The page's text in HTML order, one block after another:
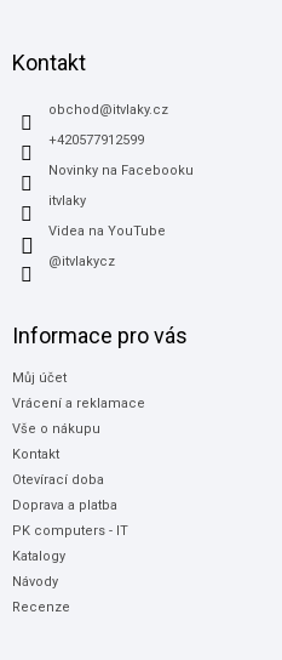
Kontakt
obchod@itvlaky.cz
+420577912599
Novinky na Facebooku
itvlaky
Videa na YouTube
@itvlakycz
Informace pro vás
Můj účet
Vrácení a reklamace
Vše o nákupu
Kontakt
Otevírací doba
Doprava a platba
PK computers - IT
Katalogy
Návody
Recenze